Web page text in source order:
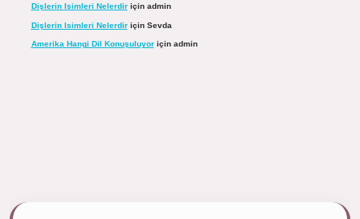
Dişlerin Isimleri Nelerdiriçin admin
Dişlerin Isimleri Nelerdiriçin Sevda
Amerika Hangi Dil Konuşuluyoriçin admin